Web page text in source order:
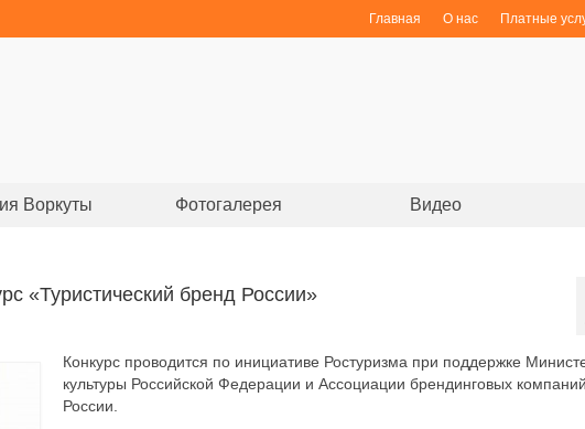
Главная О нас Платные
Воркуты Фотогалерея Видео
«Туристический бренд России»
Конкурс проводится по инициативе Ростуризма при поддержке
культуры Российской Федерации и Ассоциации брендинговых компаний
России.